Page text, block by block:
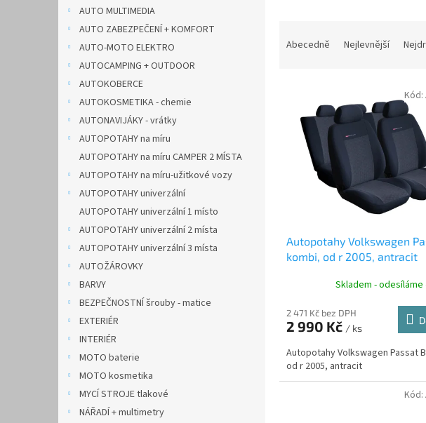
AUTO MULTIMEDIA
AUTO ZABEZPEČENÍ + KOMFORT
AUTO-MOTO ELEKTRO
AUTOCAMPING + OUTDOOR
AUTOKOBERCE
AUTOKOSMETIKA - chemie
AUTONAVIJÁKY - vrátky
AUTOPOTAHY na míru
AUTOPOTAHY na míru CAMPER 2 MÍSTA
AUTOPOTAHY na míru-užitkové vozy
AUTOPOTAHY univerzální
AUTOPOTAHY univerzální 1 místo
AUTOPOTAHY univerzální 2 místa
AUTOPOTAHY univerzální 3 místa
AUTOŽÁROVKY
BARVY
BEZPEČNOSTNÍ šrouby - matice
EXTERIÉR
INTERIÉR
MOTO baterie
MOTO kosmetika
MYCÍ STROJE tlakové
NÁŘADÍ + multimetry
Abecedně Nejlevnější
Autopotahy Volkswagen
kombi, od r 2005, antracit
Skladem - odesíláme
2 471 Kč bez DPH
2 990 Kč / ks
Autopotahy Volkswagen Passat
od r 2005, antracit
Kód:
Kód: